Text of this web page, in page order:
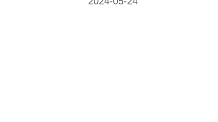
んだ5ツ星スパークリングワインも...